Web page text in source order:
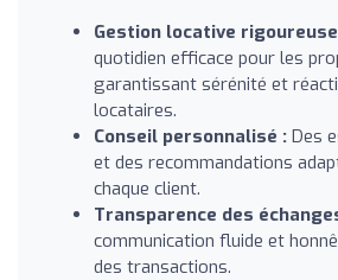
Gestion locative
quotidien efficace pour les
garantissant sérénité et
locataires.
Conseil personnalisé : Des
et des recommandations
chaque client.
Transparence des
communication fluide et
des transactions.